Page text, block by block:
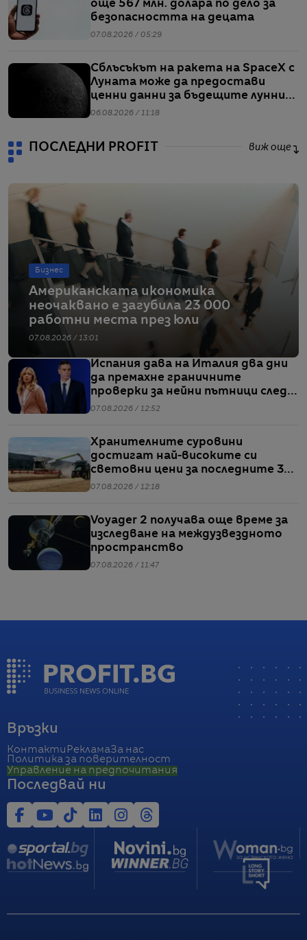
още 567 млн. долара по дело за
безопасността на децата
07.08.2026 / 05:29
Сблъсъкът на ракета на SpaceX с
Луната може да предостави
ценни данни за бъдещите лунни
мисии
06.08.2026 / 11:18
ПОСЛЕДНИ PROFIT виж още
Бизнес
Американската икономика
неочаквано е загубила 23 000
работни места през юли
07.08.2026 / 13:01
Испания дава на Италия два дни
да премахне граничните
проверки за нейни пътници след
кризата в Сеута
07.08.2026 / 12:52
Хранителните суровини
достигат най-високите си
световни цени за последните 3
години
07.08.2026 / 12:18
Voyager 2 получава още време за
изследване на междузвездното
пространство
07.08.2026 / 11:47
Връзки
Контакти РекламаЗа нас
Политика за поверителност
Управление на предпочитания
Последвай ни